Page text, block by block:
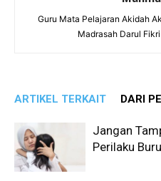
Guru Mata Pelajaran Akidah
Madrasah Darul
ARTIKEL TERKAIT DARI
Jangan
Perilaku